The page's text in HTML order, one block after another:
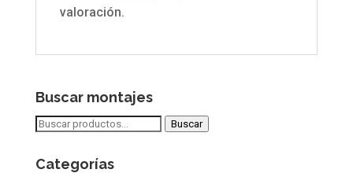
valoración.
Buscar montajes
Buscar
Buscar
Categorías